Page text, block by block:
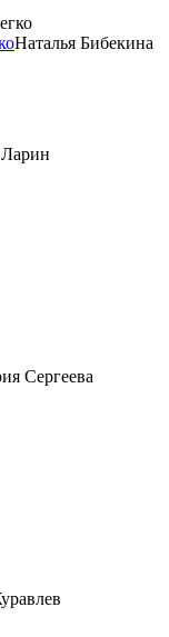
Наталья Бибекина
Сергеева